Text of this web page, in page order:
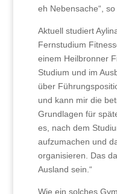
eh Nebensache“,
Aktuell studiert
Fernstudium
einem Heilbronner
Studium und im
über
und kann mir die
Grundlagen für
es, nach dem
aufzumachen und
organisieren. Das
Ausland sein.“
Wie ein solches